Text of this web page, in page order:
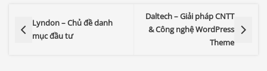
Lyndon – Chủ đề danh
mục đầu tư
Daltech – Giải pháp CNTT
& Công nghệ WordPress
Theme